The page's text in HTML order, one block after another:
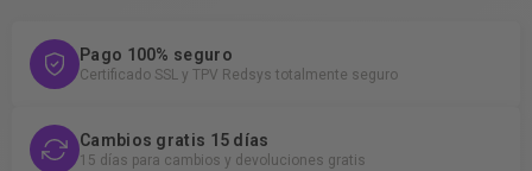
Pago 100% seguro
Certificado SSL y TPV Redsys totalmente seguro
Cambios gratis 15 días
15 días para cambios y devoluciones gratis